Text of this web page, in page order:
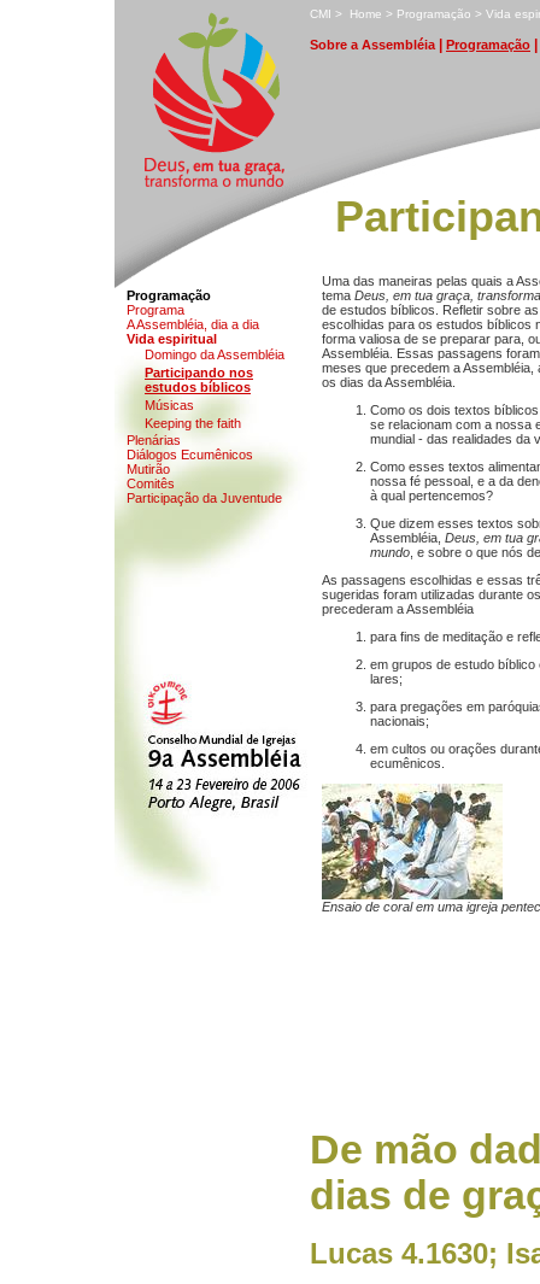
CMI > Home > Programação > Vida
Sobre a Assembléia| Programação
Programação
Programa
A Assembléia, dia a dia
Vida espiritual
Domingo da Assembléia
Participando nos
estudos bíblicos
Músicas
Keeping the faith
Plenárias
Diálogos Ecumênicos
Mutirão
Comitês
Participação da Juventude
Uma das maneiras pelas quais a
tema Deus, em tua graça,
de estudos bíblicos. Refletir sobre
escolhidas para os estudos bíblicos
forma valiosa de se preparar para,
Assembléia. Essas passagens
meses que precedem a Assembléia,
os dias da Assembléia.
Como os dois textos
se relacionam com a nossa
mundial - das realidades da
Como esses textos
nossa fé pessoal, e a da
à qual pertencemos?
Que dizem esses textos
Assembléia, Deus, em tua
mundo , e sobre o que nós
As passagens escolhidas e essas
sugeridas foram utilizadas durante
precederam a Assembléia
para fins de meditação e
em grupos de estudo bíblico
lares;
para pregações em
nacionais;
em cultos ou orações
ecumênicos.
Ensaio de coral em uma igreja
De mão
dias de
Lucas 4.1630;